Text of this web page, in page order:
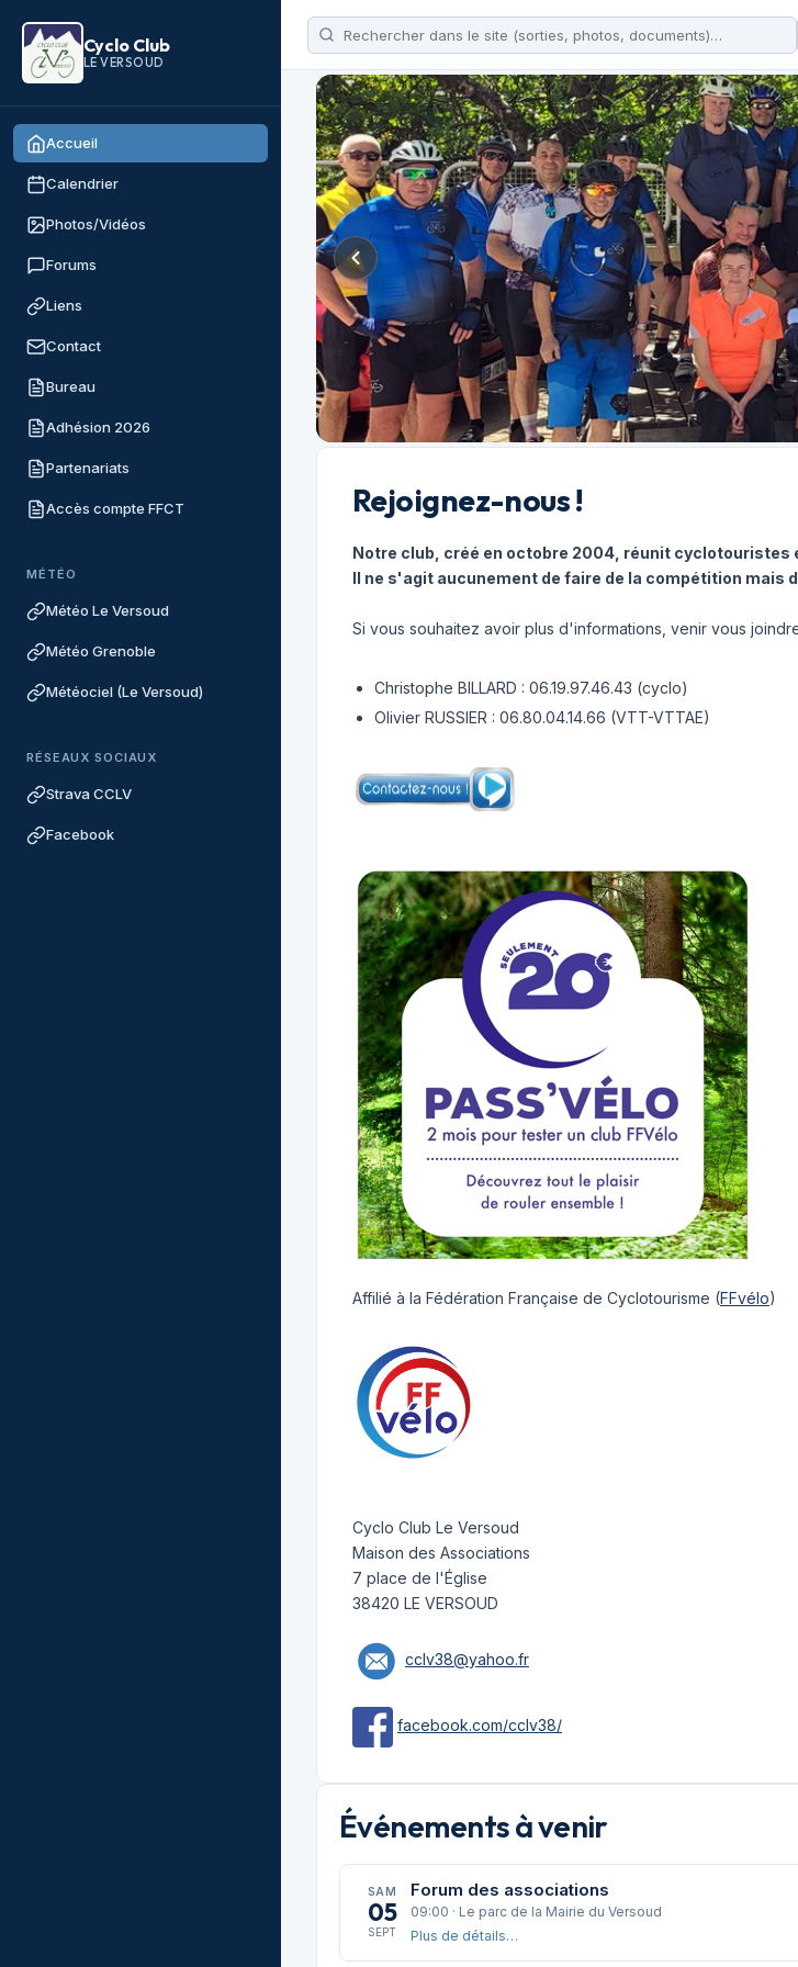
Cyclo Club
LE VERSOUD
Accueil
Calendrier
Photos/Vidéos
Forums
Liens
Contact
Bureau
Adhésion 2026
Partenariats
Accès compte FFCT
MÉTÉO
Météo Le Versoud
Météo Grenoble
Météociel (Le Versoud)
RÉSEAUX SOCIAUX
Strava CCLV
Facebook
Rejoignez-nous !
Notre club, créé en octobre 2004, réunit cyclotouristes
Il ne s'agit aucunement de faire de la compétition mais
Si vous souhaitez avoir plus d'informations, venir vous
Christophe BILLARD : 06.19.97.46.43 (cyclo)
Olivier RUSSIER : 06.80.04.14.66 (VTT-VTTAE)
Affilié à la Fédération Française de Cyclotourisme (FFvélo)
Cyclo Club Le Versoud
Maison des Associations
7 place de l'Église
38420 LE VERSOUD
cclv38@yahoo.fr
facebook.com/cclv38/
Événements à venir
SAM
05
SEPT
Forum des associations
09:00 · Le parc de la Mairie du Versoud
Plus de détails…